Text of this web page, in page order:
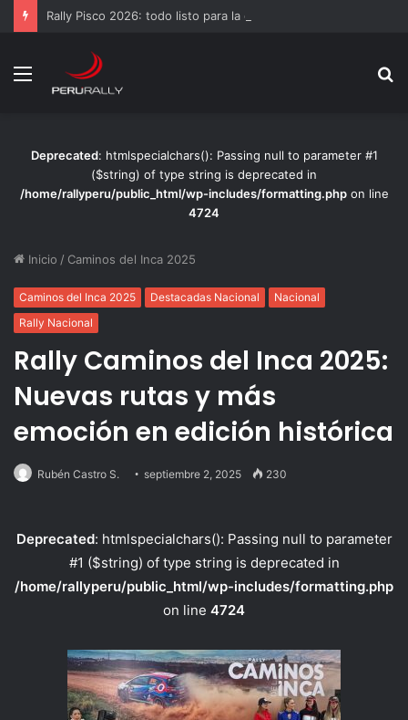
Rally Pisco 2026: todo listo para la gran final del RallyACP
Menú
Deprecated: htmlspecialchars(): Passing null to parameter #1
($string) of type string is deprecated in
/home/rallyperu/public_html/wp-includes/formatting.phpon line
4724
Inicio / Caminos del Inca 2025
Caminos del Inca 2025 Destacadas Nacional
Nacional
Rally Nacional
Rally Caminos del Inca 2025:
Nuevas rutas y más
emoción en edición histórica
Rubén Castro S. septiembre 2, 2025 230
Deprecated: htmlspecialchars(): Passing null to parameter
#1 ($string) of type string is deprecated in
/home/rallyperu/public_html/wp-includes/formatting.php
on line 4724